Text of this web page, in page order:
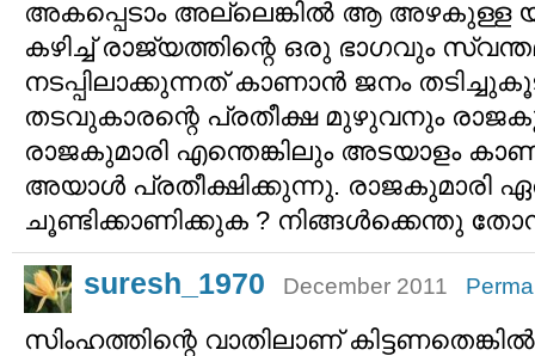
അകപ്പെടാം അല്ലെങ്കില്‍ ആ അഴകുള്ള
കഴിച്ച് രാജ്യത്തിന്റെ ഒരു ഭാഗവും
നടപ്പിലാക്കുന്നത് കാണാന്‍ ജനം
തടവുകാരന്റെ പ്രതീക്ഷ മുഴുവനും
രാജകുമാരി എന്തെങ്കിലും അടയാളം
അയാള്‍ പ്രതീക്ഷിക്കുന്നു. രാജകുമാരി
ചൂണ്ടിക്കാണിക്കുക ? നിങ്ങള്‍ക്കെന്തു
suresh_1970 December 2011
സിംഹത്തിന്റെ വാതിലാണ്